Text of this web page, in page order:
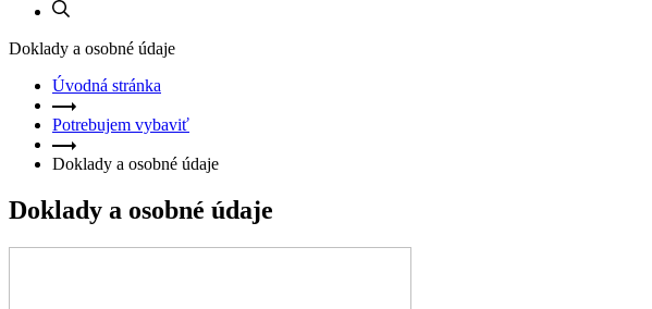
Doklady a osobné údaje
Úvodná stránka
Potrebujem vybaviť
Doklady a osobné údaje
Doklady a osobné údaje